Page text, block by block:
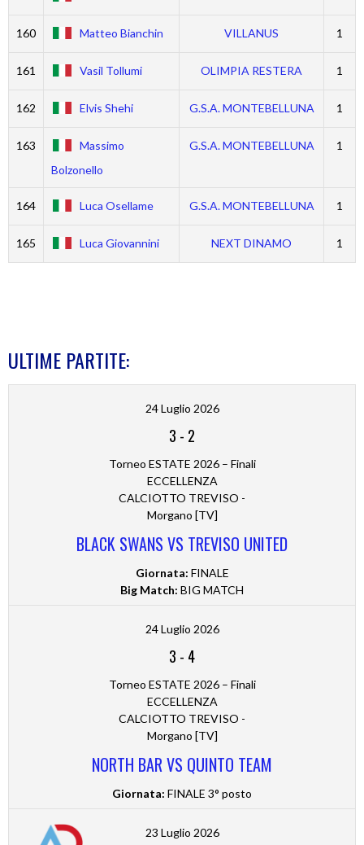
160 Matteo Bianchin VILLANUS 1
161 Vasil Tollumi OLIMPIA RESTERA 1
162 Elvis Shehi G.S.A. MONTEBELLUNA 1
163
Massimo
Bolzonello
G.S.A. MONTEBELLUNA 1
164 Luca Osellame G.S.A. MONTEBELLUNA 1
165 Luca Giovannini NEXT DINAMO 1
ULTIME PARTITE:
24 Luglio 2026
3 - 2
Torneo ESTATE 2026 – Finali
ECCELLENZA
CALCIOTTO TREVISO -
Morgano [TV]
BLACK SWANS VS TREVISO UNITED
Giornata: FINALE
Big Match: BIG MATCH
24 Luglio 2026
3 - 4
Torneo ESTATE 2026 – Finali
ECCELLENZA
CALCIOTTO TREVISO -
Morgano [TV]
NORTH BAR VS QUINTO TEAM
Giornata: FINALE 3° posto
23 Luglio 2026